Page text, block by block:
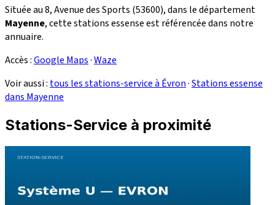
Située au 8, Avenue des Sports (53600), dans le département
Mayenne, cette stations essense est référencée dans notre
annuaire.
Accès :Google Maps·Waze
Voir aussi : tous les stations-service à Évron·Stations essense
dans Mayenne
Stations-Service à proximité